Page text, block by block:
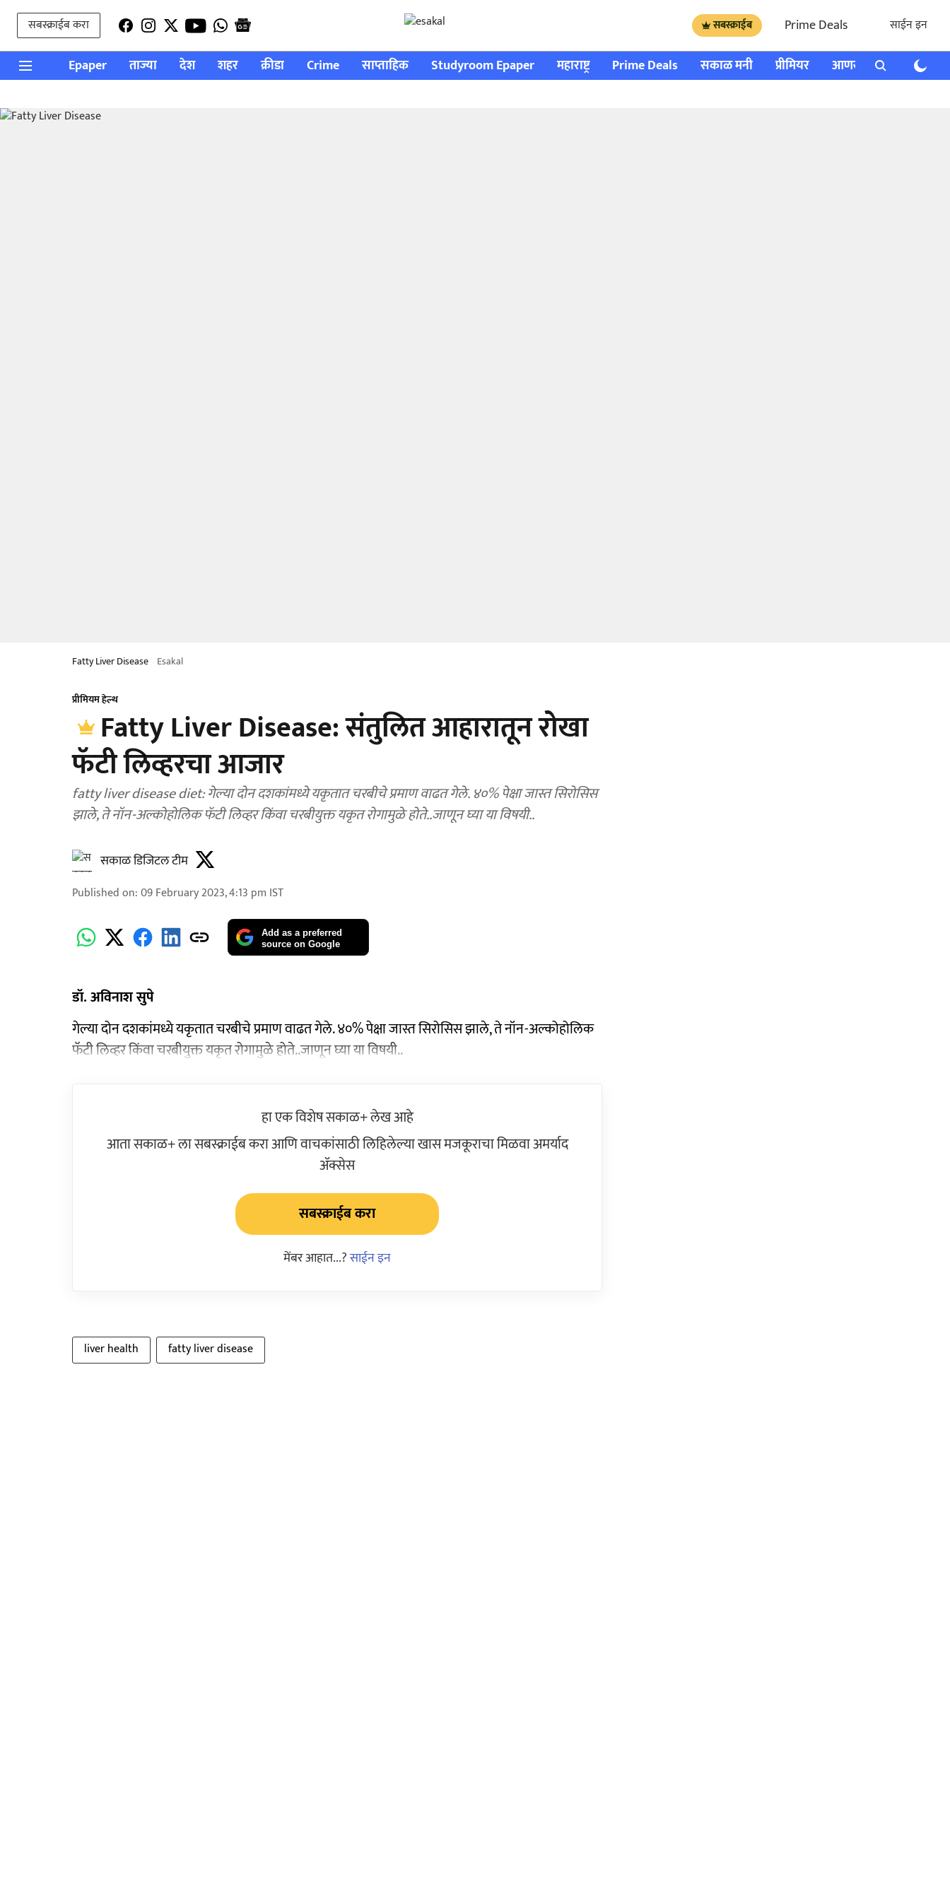
सबस्क्राईब करा सबस्क्राईब Prime Deals साईन इन
Epaper ताज्या देश शहर क्रीडा Crime साप्ताहिक Studyroom Epaper महाराष्ट्र Prime Deals सकाळ मनी प्रीमियर आणखी राशी भविष्य
Fatty Liver Disease Esakal
प्रीमियम हेल्थ
Fatty Liver Disease: संतुलित आहारातून रोखा
फॅटी लिव्हरचा आजार
fatty liver disease diet: गेल्या दोन दशकांमध्ये यकृतात चरबीचे प्रमाण वाढत गेले. ४०% पेक्षा जास्त सिरोसिस
झाले, ते नॉन-अल्कोहोलिक फॅटी लिव्हर किंवा चरबीयुक्त यकृत रोगामुळे होते..जाणून घ्या या विषयी..
सकाळ डिजिटल टीम
Published on:09 February 2023, 4:13 pm IST
Add as a preferred
source on Google
डॉ. अविनाश सुपे
गेल्या दोन दशकांमध्ये यकृतात चरबीचे प्रमाण वाढत गेले. ४०% पेक्षा जास्त सिरोसिस झाले, ते नॉन-अल्कोहोलिक
फॅटी लिव्हर किंवा चरबीयुक्त यकृत रोगामुळे होते..जाणून घ्या या विषयी..
हा एक विशेष सकाळ+ लेख आहे
आता सकाळ+ ला सबस्क्राईब करा आणि वाचकांसाठी लिहिलेल्या खास मजकूराचा मिळवा अमर्याद
ॲक्सेस
सबस्क्राईब करा
मेंबर आहात...?साईन इन
liver health fatty liver disease